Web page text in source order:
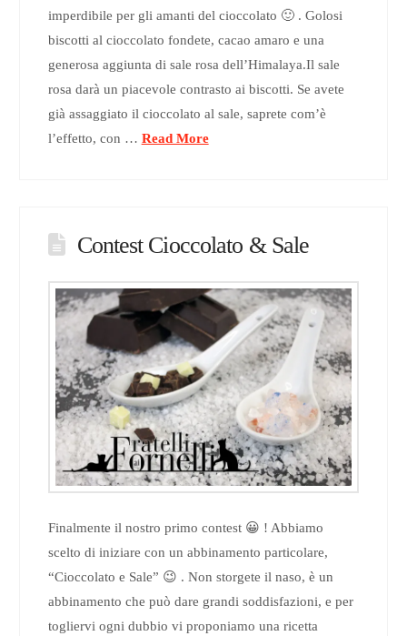
imperdibile per gli amanti del cioccolato 🙂 . Golosi
biscotti al cioccolato fondete, cacao amaro e una
generosa aggiunta di sale rosa dell’Himalaya.Il sale
rosa darà un piacevole contrasto ai biscotti. Se avete
già assaggiato il cioccolato al sale, saprete com’è
l’effetto, con … Read More
Contest Cioccolato & Sale
Finalmente il nostro primo contest 😀 ! Abbiamo
scelto di iniziare con un abbinamento particolare,
“Cioccolato e Sale” 😉 . Non storgete il naso, è un
abbinamento che può dare grandi soddisfazioni, e per
togliervi ogni dubbio vi proponiamo una ricetta